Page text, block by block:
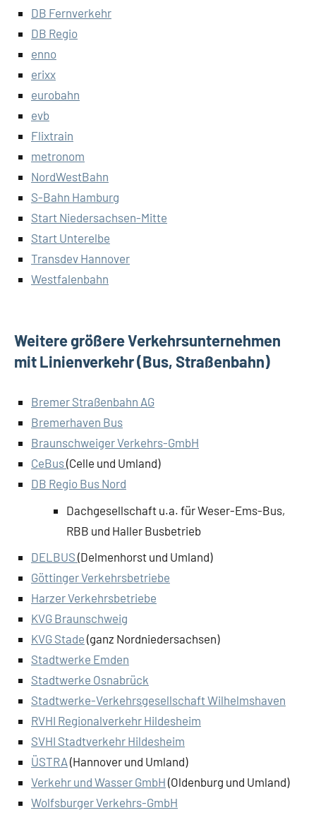
DB Fernverkehr
DB Regio
enno
erixx
eurobahn
evb
Flixtrain
metronom
NordWestBahn
S-Bahn Hamburg
Start Niedersachsen-Mitte
Start Unterelbe
Transdev Hannover
Westfalenbahn
Weitere größere Verkehrsunternehmen
mit Linienverkehr (Bus, Straßenbahn)
Bremer Straßenbahn AG
Bremerhaven Bus
Braunschweiger Verkehrs-GmbH
CeBus(Celle und Umland)
DB Regio Bus Nord
Dachgesellschaft u.a. für Weser-Ems-Bus,
RBB und Haller Busbetrieb
DELBUS (Delmenhorst und Umland)
Göttinger Verkehrsbetriebe
Harzer Verkehrsbetriebe
KVG Braunschweig
KVG Stade (ganz Nordniedersachsen)
Stadtwerke Emden
Stadtwerke Osnabrück
Stadtwerke-Verkehrsgesellschaft Wilhelmshaven
RVHI Regionalverkehr Hildesheim
SVHI Stadtverkehr Hildesheim
ÜSTRA(Hannover und Umland)
Verkehr und Wasser GmbH (Oldenburg und Umland)
Wolfsburger Verkehrs-GmbH